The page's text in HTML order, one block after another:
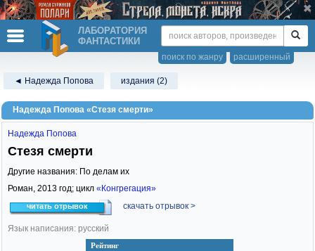
ЛАБОРАТОРИЯ
ФАНТАСТИКИ
расширенный
поиск по жанру
◄ Надежда Попова издания (2)
Надежда Попова «Стезя смерти»
Рейтинг
Надежда Попова
Стезя смерти
Другие названия: По делам их
Роман, 2013 год; цикл «Конгрегация»
читать отрывок скачать отрывок >
Язык написания: русский